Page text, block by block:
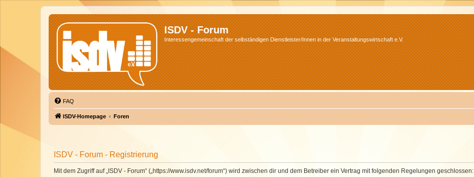
ISDV - Forum
Interessengemeinschaft der selbständigen Dienstleister/Innen in der Veranstaltungswirtschaft e.V.
FAQ
ISDV-Homepage Foren
ISDV - Forum - Registrierung
Mit dem Zugriff auf „ISDV - Forum“ („https://www.isdv.net/forum“) wird zwischen dir und dem Betreiber ein Vertrag mit folgenden Regelungen geschlossen: